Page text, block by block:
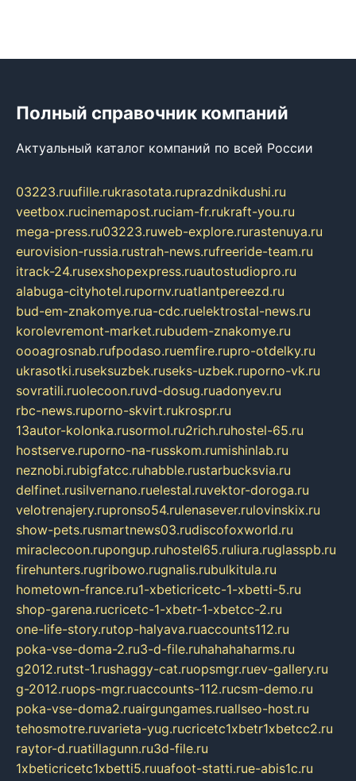
Полный справочник компаний
Актуальный каталог компаний по всей России
03223.ruufille.rukrasotata.ruprazdnikdushi.ru
veetbox.rucinemapost.ruciam-fr.rukraft-you.ru
mega-press.ru03223.ruweb-explore.rurastenuya.ru
eurovision-russia.rustrah-news.rufreeride-team.ru
itrack-24.rusexshopexpress.ruautostudiopro.ru
alabuga-cityhotel.rupornv.ruatlantpereezd.ru
bud-em-znakomye.rua-cdc.ruelektrostal-news.ru
korolevremont-market.rubudem-znakomye.ru
oooagrosnab.rufpodaso.ruemfire.rupro-otdelky.ru
ukrasotki.ruseksuzbek.ruseks-uzbek.ruporno-vk.ru
sovratili.ruolecoon.ruvd-dosug.ruadonyev.ru
rbc-news.ruporno-skvirt.rukrospr.ru
13autor-kolonka.rusormol.ru2rich.ruhostel-65.ru
hostserve.ruporno-na-russkom.rumishinlab.ru
neznobi.rubigfatcc.ruhabble.rustarbucksvia.ru
delfinet.rusilvernano.ruelestal.ruvektor-doroga.ru
velotrenajery.rupronso54.rulenasever.rulovinskix.ru
show-pets.rusmartnews03.rudiscofoxworld.ru
miraclecoon.rupongup.ruhostel65.ruliura.ruglasspb.ru
firehunters.rugribowo.rugnalis.rubulkitula.ru
hometown-france.ru1-xbeticricetc-1-xbetti-5.ru
shop-garena.rucricetc-1-xbetr-1-xbetcc-2.ru
one-life-story.rutop-halyava.ruaccounts112.ru
poka-vse-doma-2.ru3-d-file.ruhahahaharms.ru
g2012.rutst-1.rushaggy-cat.ruopsmgr.ruev-gallery.ru
g-2012.ruops-mgr.ruaccounts-112.rucsm-demo.ru
poka-vse-doma2.ruairgungames.ruallseo-host.ru
tehosmotre.ruvarieta-yug.rucricetc1xbetr1xbetcc2.ru
raytor-d.ruatillagunn.ru3d-file.ru
1xbeticricetc1xbetti5.ruuafoot-statti.rue-abis1c.ru